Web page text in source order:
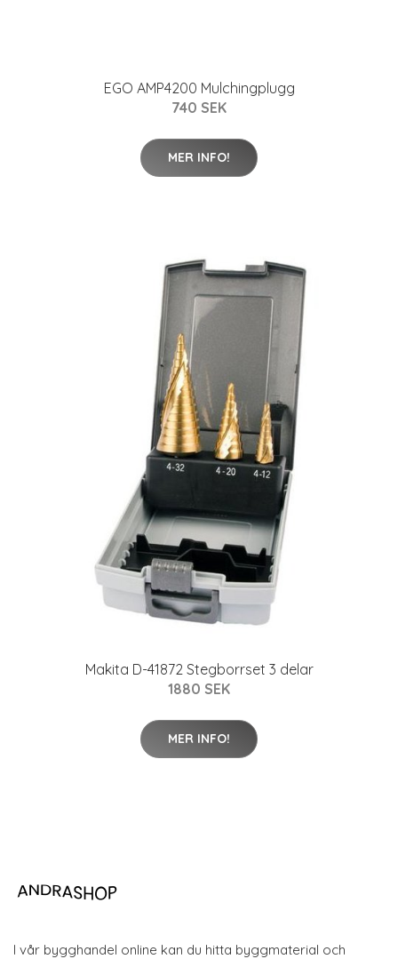
EGO AMP4200 Mulchingplugg
740 SEK
MER INFO!
Makita D-41872 Stegborrset 3 delar
1880 SEK
MER INFO!
I vår bygghandel online kan du hitta byggmaterial och